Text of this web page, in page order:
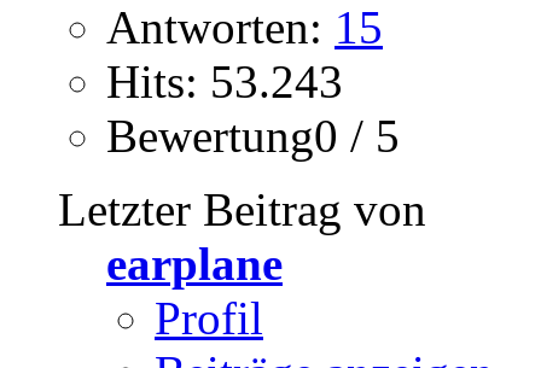
Antworten: 15
Hits: 53.243
Bewertung0 / 5
Letzter Beitrag von
earplane
Profil